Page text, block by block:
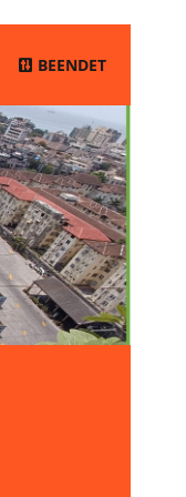
BEENDET